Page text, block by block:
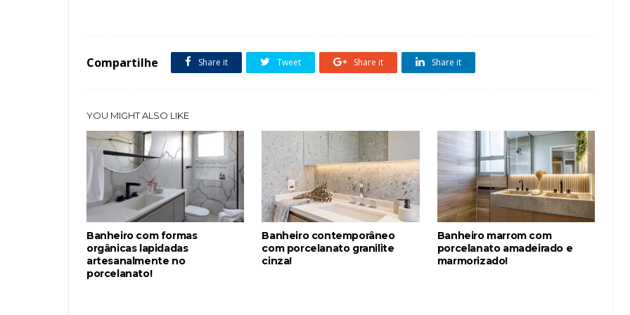
Compartilhe Share it Tweet Share it Share it
YOU MIGHT ALSO LIKE
Banheiro com formas
orgânicas lapidadas
artesanalmente no
porcelanato!
Banheiro contemporâneo
com porcelanato granilite
cinza!
Banheiro marrom com
porcelanato amadeirado e
marmorizado!